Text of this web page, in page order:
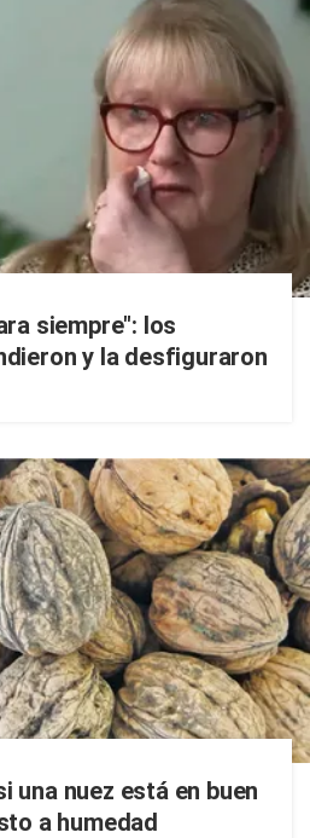
siempre": los
y la desfiguraron
una nuez está en buen
a humedad